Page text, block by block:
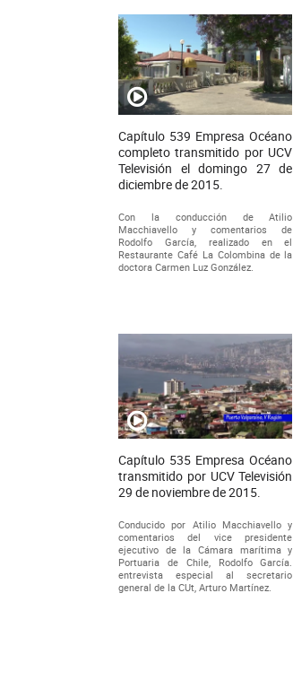
Capítulo 539 Empresa Océano
completo transmitido por UCV
Televisión el domingo 27 de
diciembre de 2015.
Con la conducción de Atilio
Macchiavello y comentarios de
Rodolfo García, realizado en el
Restaurante Café La Colombina de la
doctora Carmen Luz González.
Capítulo 535 Empresa Océano
transmitido por UCV Televisión
29 de noviembre de 2015.
Conducido por Atilio Macchiavello y
comentarios del vice presidente
ejecutivo de la Cámara marítima y
Portuaria de Chile, Rodolfo García.
entrevista especial al secretario
general de la CUt, Arturo Martínez.